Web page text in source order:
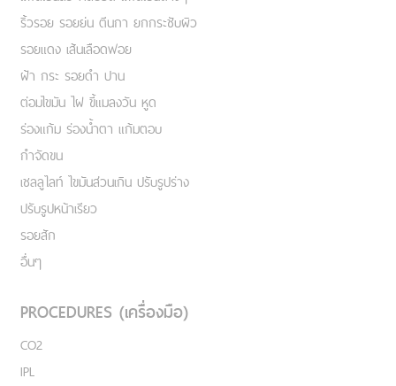
ริ้วรอย รอยย่น ตีนกา ยกกระชับผิว
รอยแดง เส้นเลือดฟอย
ฝ้า กระ รอยดำ ปาน
ต่อมไขมัน ไฝ ขี้แมลงวัน หูด
ร่องแก้ม ร่องน้ำตา แก้มตอบ
กำจัดขน
เชลลูไลท์ ไขมันส่วนเกิน ปรับรูปร่าง
ปรับรูปหน้าเรียว
รอยสัก
อื่นๆ
PROCEDURES (เครื่องมือ)
CO2
IPL